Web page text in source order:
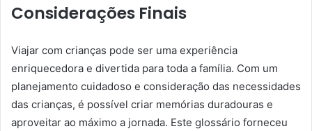
Considerações Finais
Viajar com crianças pode ser uma experiência
enriquecedora e divertida para toda a família. Com um
planejamento cuidadoso e consideração das necessidades
das crianças, é possível criar memórias duradouras e
aproveitar ao máximo a jornada. Este glossário forneceu